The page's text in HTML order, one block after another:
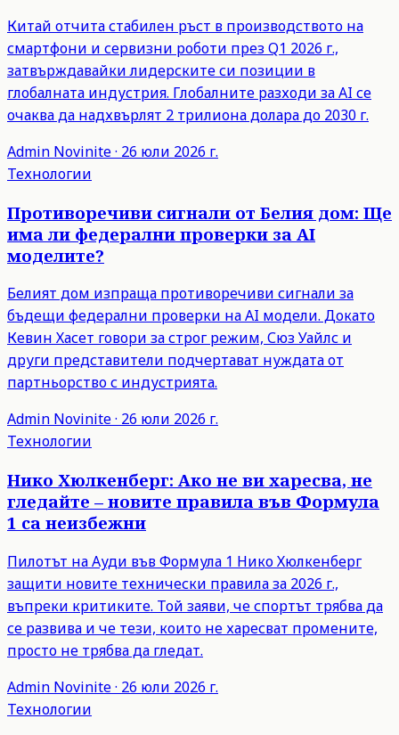
Китай отчита стабилен ръст в производството на
смартфони и сервизни роботи през Q1 2026 г.,
затвърждавайки лидерските си позиции в
глобалната индустрия. Глобалните разходи за AI се
очаква да надхвърлят 2 трилиона долара до 2030 г.
Admin Novinite· 26 юли 2026 г.
Технологии
Противоречиви сигнали от Белия дом: Ще
има ли федерални проверки за AI
моделите?
Белият дом изпраща противоречиви сигнали за
бъдещи федерални проверки на AI модели. Докато
Кевин Хасет говори за строг режим, Сюз Уайлс и
други представители подчертават нуждата от
партньорство с индустрията.
Admin Novinite· 26 юли 2026 г.
Технологии
Нико Хюлкенберг: Ако не ви харесва, не
гледайте – новите правила във Формула
1 са неизбежни
Пилотът на Ауди във Формула 1 Нико Хюлкенберг
защити новите технически правила за 2026 г.,
въпреки критиките. Той заяви, че спортът трябва да
се развива и че тези, които не харесват промените,
просто не трябва да гледат.
Admin Novinite· 26 юли 2026 г.
Технологии